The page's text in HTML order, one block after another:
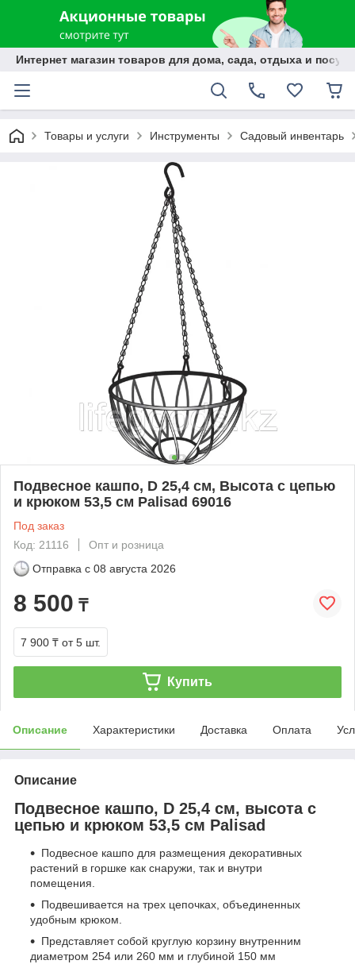
Интернет магазин товаров для дома, сада, отдыха и
Товары и услуги Инструменты Садовый инвентарь
Подвесное кашпо, D 25,4 см, Высотa с цепью
и крюком 53,5 см Palisad 69016
Под заказ
Код: 21116
Опт и розница
Отправка с 08 августа 2026
8 500 ₸
7 900 ₸ от 5 шт.
Купить
Описание Характеристики Доставка Оплата
Описание
Подвесное кашпо, D 25,4 см, высота с
цепью и крюком 53,5 см Palisad
Подвесное кашпо для размещения декоративных
растений в горшке как снаружи, так и внутри
помещения.
Подвешивается на трех цепочках, объединенных
удобным крюком.
Представляет собой круглую корзину внутренним
диаметром 254 или 260 мм и глубиной 150 мм